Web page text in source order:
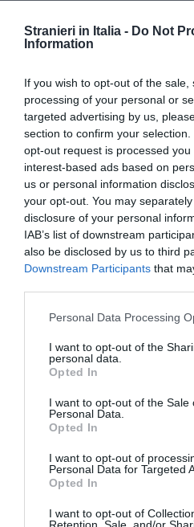
Stranieri in Italia - Do Not
Information
If you wish to opt-out of the
processing of your personal or
targeted advertising by us,
section to confirm your
opt-out request is processed
interest-based ads based on
us or personal information
your opt-out. You may
disclosure of your personal
IAB’s list of downstream
also be disclosed by us to third
Downstream Participants that
Personal Data Processing
I want to opt-out of the
personal data.
Opted In
I want to opt-out of the Sale
Personal Data.
Opted In
I want to opt-out of
Personal Data for Targeted
Opted In
I want to opt-out of
in maniera più adeguata
che le sue
necessaria
partiti per la futura
nell’azione di Governo.
Cir: “Una legge organica
integrazione”
Anche il Consiglio Italiano
una svolta. “Speriamo
legislatura si raggiungano
l’elaborazione di una
finalmente dia corpo
costituzione e
direttore Christopher Hein.
Secondo il CIR una
tempi più brevi per tutti